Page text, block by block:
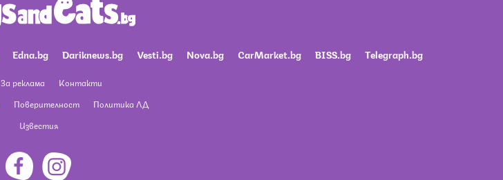
Edna.bg Dariknews.bg Vesti.bg Nova.bg CarMarket.bg BISS.bg Telegraph.bg
За реклама
Контакти
Поверителност
Политика ЛД
Известия